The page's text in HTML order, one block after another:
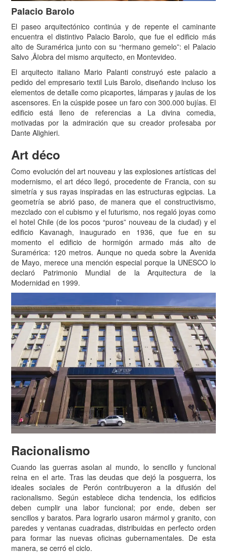
Palacio Barolo
El paseo arquitectónico continúa y de repente el caminante
encuentra el distintivo Palacio Barolo, que fue el edificio más
alto de Suramérica junto con su “hermano gemelo”: el Palacio
Salvo ‚Äïobra del mismo arquitecto, en Montevideo.
El arquitecto italiano Mario Palanti construyó este palacio a
pedido del empresario textil Luis Barolo, diseñando incluso los
elementos de detalle como picaportes, lámparas y jaulas de los
ascensores. En la cúspide posee un faro con 300.000 bujías. El
edificio está lleno de referencias a La divina comedia,
motivadas por la admiración que su creador profesaba por
Dante Alighieri.
Art déco
Como evolución del art nouveau y las explosiones artísticas del
modernismo, el art déco llegó, procedente de Francia, con su
simetría y sus rayas inspiradas en las estructuras egipcias. La
geometría se abrió paso, de manera que el constructivismo,
mezclado con el cubismo y el futurismo, nos regaló joyas como
el hotel Chile (de los pocos “puros” nouveau de la ciudad) y el
edificio Kavanagh, inaugurado en 1936, que fue en su
momento el edificio de hormigón armado más alto de
Suramérica: 120 metros. Aunque no queda sobre la Avenida
de Mayo, merece una mención especial porque la UNESCO lo
declaró Patrimonio Mundial de la Arquitectura de la
Modernidad en 1999.
Racionalismo
Cuando las guerras asolan al mundo, lo sencillo y funcional
reina en el arte. Tras las deudas que dejó la posguerra, los
ideales sociales de Perón contribuyeron a la difusión del
racionalismo. Según establece dicha tendencia, los edificios
deben cumplir una labor funcional; por ende, deben ser
sencillos y baratos. Para lograrlo usaron mármol y granito, con
paredes y ventanas cuadradas, distribuidas en perfecto orden
para formar las nuevas oficinas gubernamentales. De esta
manera, se cerró el ciclo.